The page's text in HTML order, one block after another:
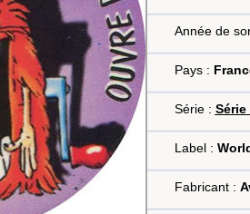
Année de
Pays :
Série : Série
Label :
Fabricant :